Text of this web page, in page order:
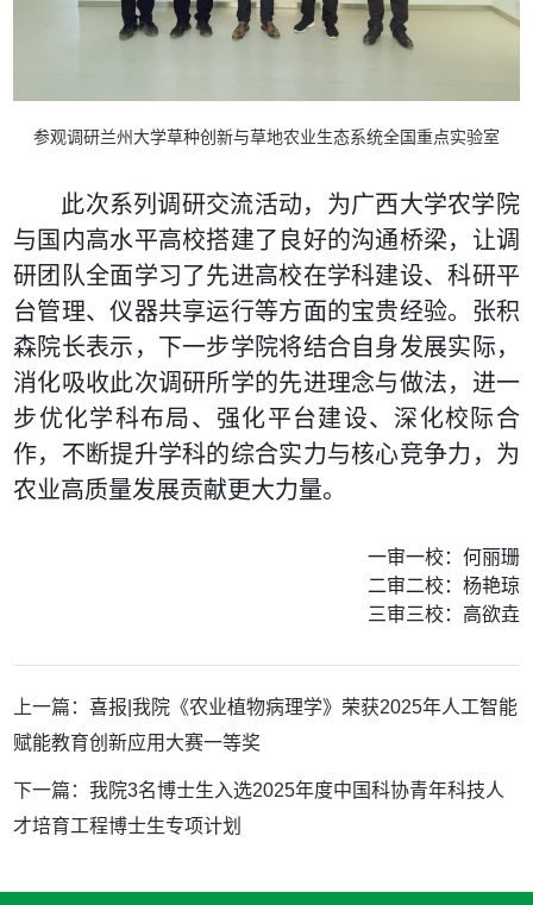
参观调研兰州大学草种创新与草地农业生态系统全国重点实验室
此次系列调研交流活动，为广西大学农学院
与国内高水平高校搭建了良好的沟通桥梁，让调
研团队全面学习了先进高校在学科建设、科研平
台管理、仪器共享运行等方面的宝贵经验。张积
森院长表示，下一步学院将结合自身发展实际，
消化吸收此次调研所学的先进理念与做法，进一
步优化学科布局、强化平台建设、深化校际合
作，不断提升学科的综合实力与核心竞争力，为
农业高质量发展贡献更大力量。
一审一校：何丽珊
二审二校：杨艳琼
三审三校：高欲垚
上一篇：喜报|我院《农业植物病理学》荣获2025年人工智能
赋能教育创新应用大赛一等奖
下一篇：我院3名博士生入选2025年度中国科协青年科技人
才培育工程博士生专项计划